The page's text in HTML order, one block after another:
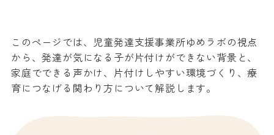
このページでは、児童発達支援事業所ゆめラボの視点
から、発達が気になる子が片付けができない背景と、
家庭でできる声かけ、片付けしやすい環境づくり、療
育につなげる関わり方について解説します。